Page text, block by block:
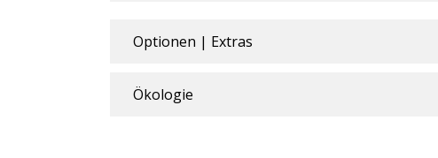
Optionen | Extras
Ökologie